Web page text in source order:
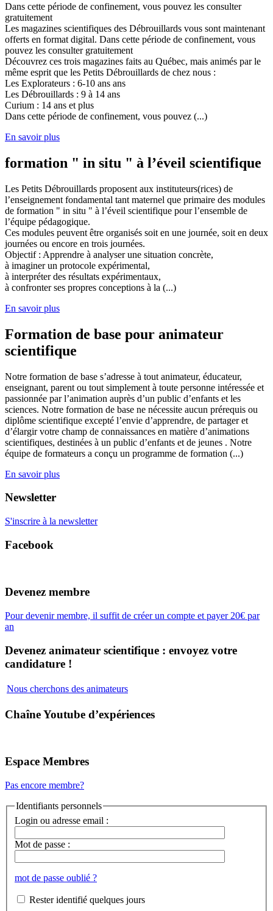
Dans cette période de confinement, vous pouvez les consulter
gratuitement
Les magazines scientifiques des Débrouillards vous sont maintenant
offerts en format digital. Dans cette période de confinement, vous
pouvez les consulter gratuitement
Découvrez ces trois magazines faits au Québec, mais animés par le
même esprit que les Petits Débrouillards de chez nous :
Les Explorateurs : 6-10 ans ans
Les Débrouillards : 9 à 14 ans
Curium : 14 ans et plus
Dans cette période de confinement, vous pouvez (...)
En savoir plus
formation " in situ " à l’éveil scientifique
Les Petits Débrouillards proposent aux instituteurs(rices) de
l’enseignement fondamental tant maternel que primaire des modules
de formation " in situ " à l’éveil scientifique pour l’ensemble de
l’équipe pédagogique.
Ces modules peuvent être organisés soit en une journée, soit en deux
journées ou encore en trois journées.
Objectif : Apprendre à analyser une situation concrète,
à imaginer un protocole expérimental,
à interpréter des résultats expérimentaux,
à confronter ses propres conceptions à la (...)
En savoir plus
Formation de base pour animateur
scientifique
Notre formation de base s’adresse à tout animateur, éducateur,
enseignant, parent ou tout simplement à toute personne intéressée et
passionnée par l’animation auprès d’un public d’enfants et les
sciences. Notre formation de base ne nécessite aucun prérequis ou
diplôme scientifique excepté l’envie d’apprendre, de partager et
d’élargir votre champ de connaissances en matière d’animations
scientifiques, destinées à un public d’enfants et de jeunes . Notre
équipe de formateurs a conçu un programme de formation (...)
En savoir plus
Newsletter
S'inscrire à la newsletter
Facebook
Devenez membre
Pour devenir membre, il suffit de créer un compte et payer 20€ par
an
Devenez animateur scientifique : envoyez votre
candidature !
Nous cherchons des animateurs
Chaîne Youtube d’expériences
Espace Membres
Pas encore membre?
Identifiants personnels
Login ou adresse email :
Mot de passe :
mot de passe oublié ?
Rester identifié quelques jours